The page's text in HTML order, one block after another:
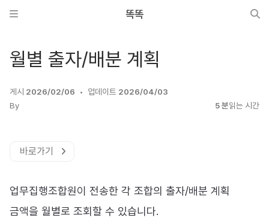
똑똑
월별 출자/배분 계획
게시 2026/02/06 업데이트 2026/04/03
By
5 분읽는 시간
바로가기
업무집행조합원이 전송한 각 조합의 출자/배분 계획
금액을 월별로 조회할 수 있습니다.